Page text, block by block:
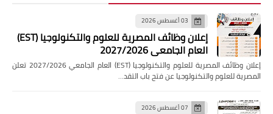
03 أغسطس 2026
إعلان وظائف المصرية للعلوم والتكنولوجيا (EST)
العام الجامعي 2027/2026
إعلان وظائف المصرية للعلوم والتكنولوجيا (EST) العام الجامعي 2027/2026 تعلن
المصرية للعلوم والتكنولوجيا عن فتح باب التقد…
07 أغسطس 2026